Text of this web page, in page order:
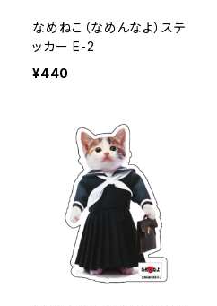
なめねこ（なめんなよ）ステ
ッカー E-2
¥440